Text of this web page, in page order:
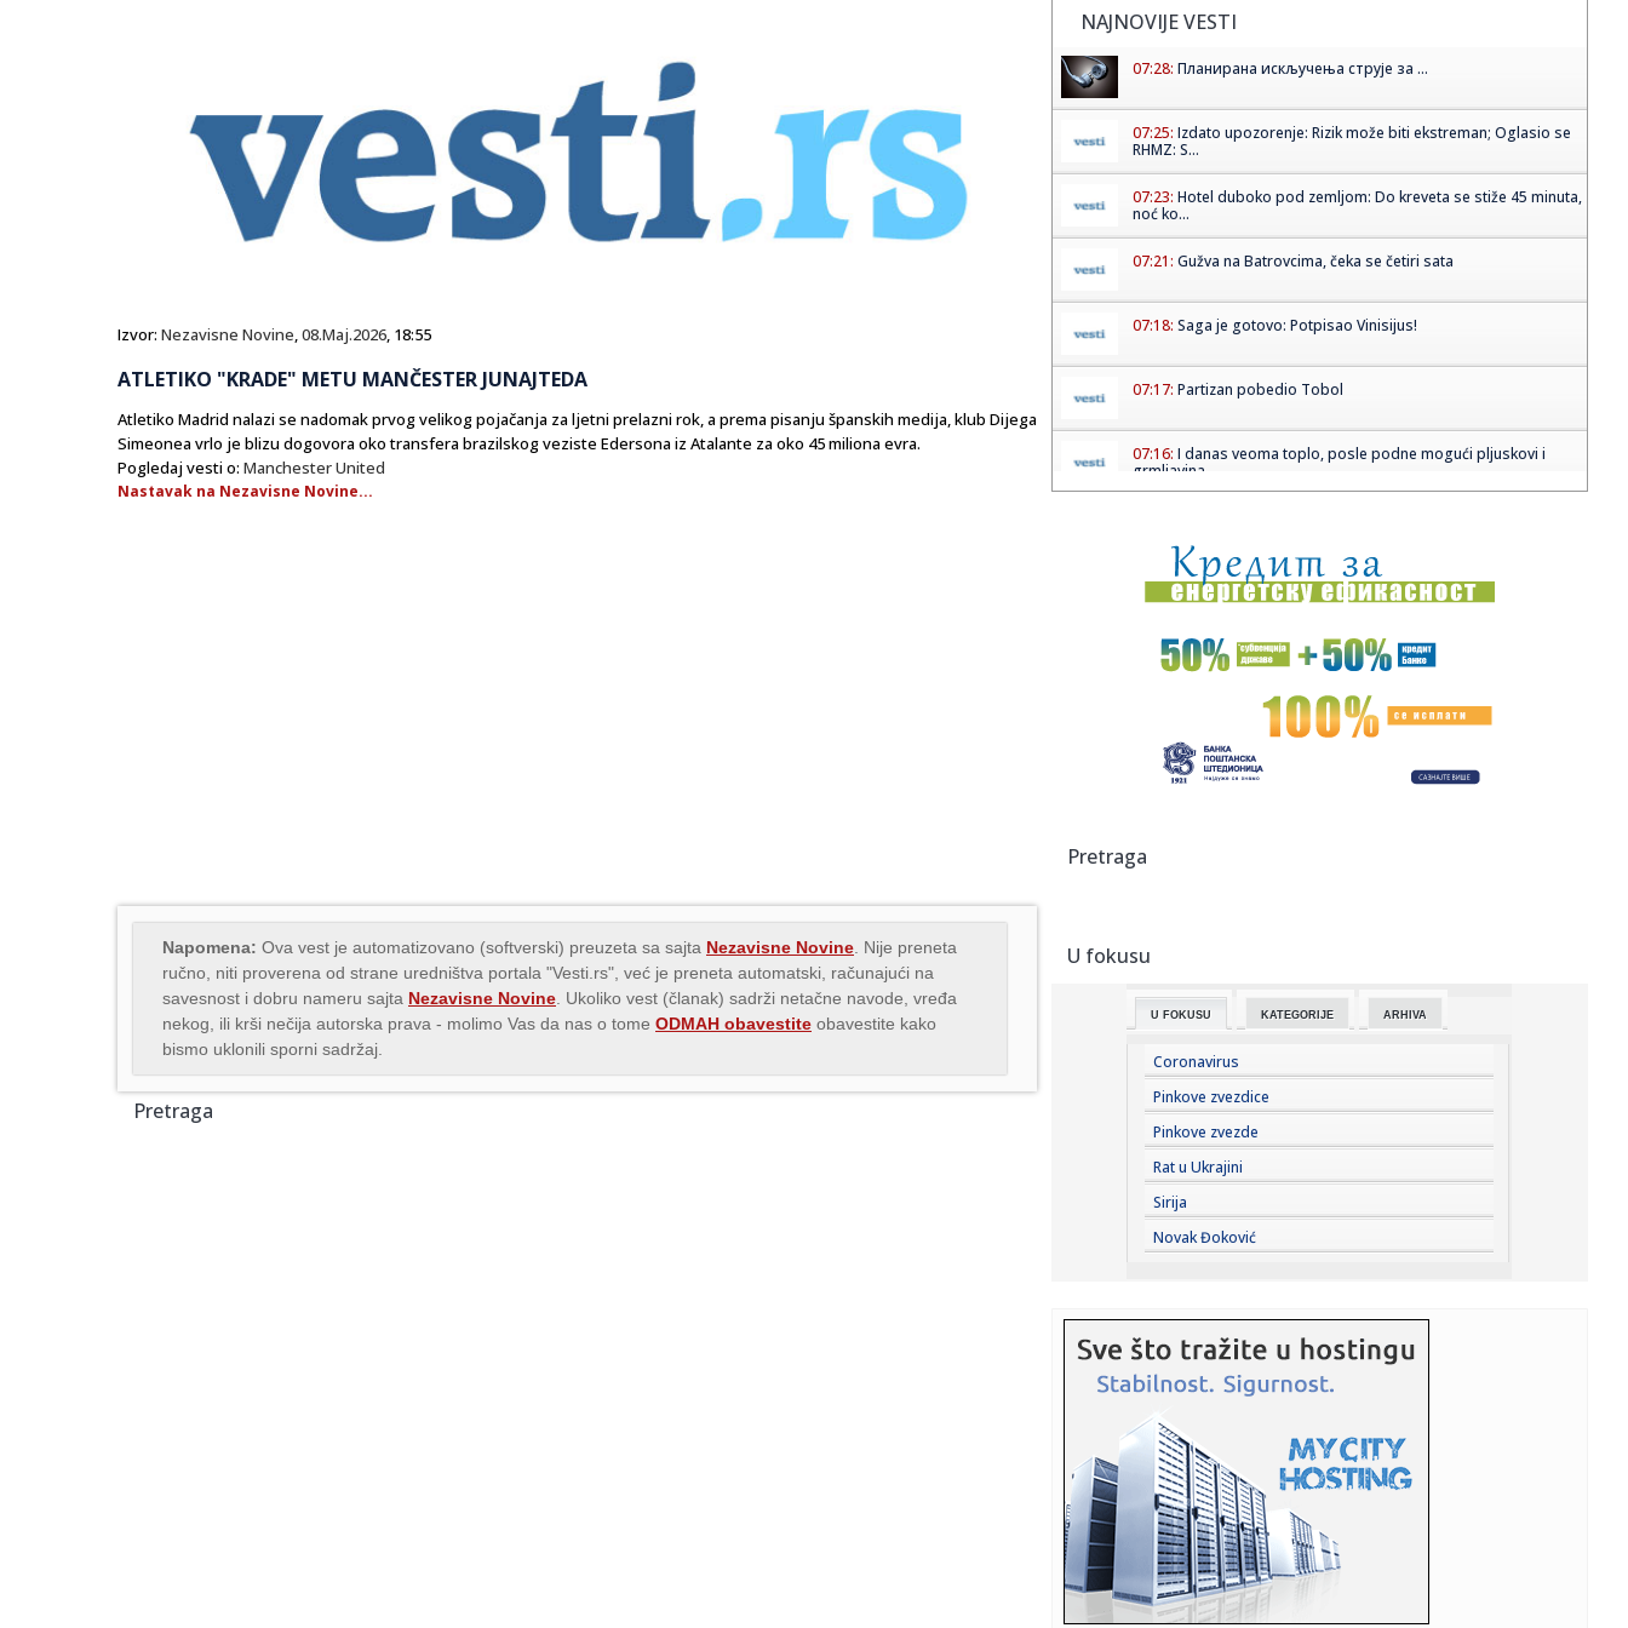
Izvor: Nezavisne Novine,08.Maj.2026, 18:55
ATLETIKO "KRADE" METU MANČESTER JUNAJTEDA
​Atletiko Madrid nalazi se nadomak prvog velikog pojačanja za ljetni prelazni rok, a prema pisanju španskih medija, klub Dijega
Simeonea vrlo je blizu dogovora oko transfera brazilskog veziste Edersona iz Atalante za oko 45 miliona evra.
Pogledaj vesti o: Manchester United
Nastavak na Nezavisne Novine...
Napomena: Ova vest je automatizovano (softverski) preuzeta sa sajta Nezavisne Novine . Nije preneta
ručno, niti proverena od strane uredništva portala "Vesti.rs", već je preneta automatski, računajući na
savesnost i dobru nameru sajta Nezavisne Novine . Ukoliko vest (članak) sadrži netačne navode, vređa
nekog, ili krši nečija autorska prava - molimo Vas da nas o tome ODMAH obavestite obavestite kako
bismo uklonili sporni sadržaj.
Pretraga
NAJNOVIJE VESTI
07:28: Планирана искључења струје за ...
07:25: Izdato upozorenje: Rizik može biti ekstreman; Oglasio se
RHMZ: S...
07:23: Hotel duboko pod zemljom: Do kreveta se stiže 45 minuta,
noć ko...
07:21: Gužva na Batrovcima, čeka se četiri sata
07:18: Saga je gotovo: Potpisao Vinisijus!
07:17: Partizan pobedio Tobol
07:16: I danas veoma toplo, posle podne mogući pljuskovi i
grmljavina
07:12:Uzbuna: Naređena hitna evakuacija stanovništva; Otkazani
letovi...
07:11:Na Preševu bez većih gužvi, ali se tokom dana očekuje
pojača...
Najveći fenomen na tržištu nekretnina u Srbiji: Kuće u ovom
07:10:[PLAĆENI PIČ?] MILKA NEGROVIĆ,
07:03:
07:01: McMurtry Spéirling PURE na Monterey Car Weeku
07:00:Novi detalji uvežbavanja 98. vazduhoplovne brigade:
„Novi sadr...
06:55:BROJ PO BROJ: Zna se red
06:36:Prvo tropske vrućine, pa grmljavina: RHMZ upozorava na
naglu pro...
06:11: Vlasnici poručili: "Nova Željezara Zenica nikada nije bila na
...
06:11:
06:11:Alarm iz Doboja: Procjedne vode iz deponije završavaju u
rijeci ...
06:01:Streljaštvo: Pančevac Aleksa Rakonjac osvojio zlato i
srebro na...
05:05:Рецепт дана: Паста са фета сиром и ...
Pretraga
U fokusu
U FOKUSU KATEGORIJE ARHIVA
Coronavirus
Pinkove zvezdice
Pinkove zvezde
Rat u Ukrajini
Sirija
Novak Đoković